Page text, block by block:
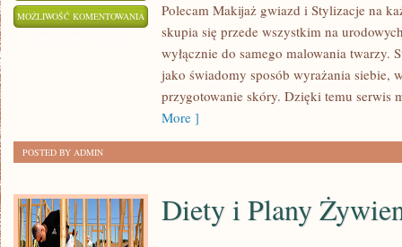
MOŻLIWOŚĆ KOMENTOWANIA TRENDY
NOWOŚCI
Polecam Makijaż gwiazd i Stylizacje na
skupia się przede wszystkim na
wyłącznie do samego malowania twarzy.
jako świadomy sposób wyrażania siebie,
przygotowanie skóry. Dzięki temu serwis
More ]
POSTED BY ADMIN
Diety i Plany